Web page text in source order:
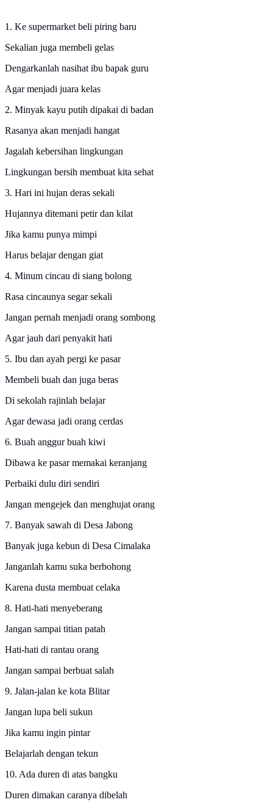
1. Ke supermarket beli piring baru
Sekalian juga membeli gelas
Dengarkanlah nasihat ibu bapak guru
Agar menjadi juara kelas
2. Minyak kayu putih dipakai di badan
Rasanya akan menjadi hangat
Jagalah kebersihan lingkungan
Lingkungan bersih membuat kita sehat
3. Hari ini hujan deras sekali
Hujannya ditemani petir dan kilat
Jika kamu punya mimpi
Harus belajar dengan giat
4. Minum cincau di siang bolong
Rasa cincaunya segar sekali
Jangan pernah menjadi orang sombong
Agar jauh dari penyakit hati
5. Ibu dan ayah pergi ke pasar
Membeli buah dan juga beras
Di sekolah rajinlah belajar
Agar dewasa jadi orang cerdas
6. Buah anggur buah kiwi
Dibawa ke pasar memakai keranjang
Perbaiki dulu diri sendiri
Jangan mengejek dan menghujat orang
7. Banyak sawah di Desa Jabong
Banyak juga kebun di Desa Cimalaka
Janganlah kamu suka berbohong
Karena dusta membuat celaka
8. Hati-hati menyeberang
Jangan sampai titian patah
Hati-hati di rantau orang
Jangan sampai berbuat salah
9. Jalan-jalan ke kota Blitar
Jangan lupa beli sukun
Jika kamu ingin pintar
Belajarlah dengan tekun
10. Ada duren di atas bangku
Duren dimakan caranya dibelah